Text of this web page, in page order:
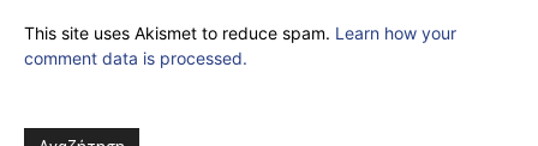
This site uses Akismet to reduce spam. Learn how your
comment data is processed.